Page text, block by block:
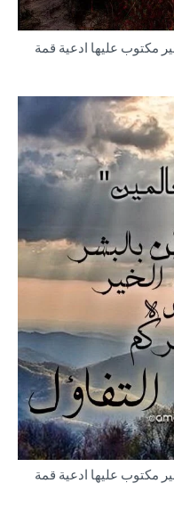
الخير مكتوب عليها ادعية قمة
الخير مكتوب عليها ادعية قمة